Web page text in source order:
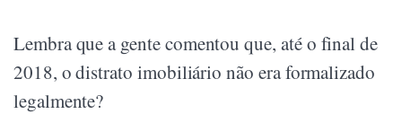
Lembra que a gente comentou que, até o final de
2018, o distrato imobiliário não era formalizado
legalmente?